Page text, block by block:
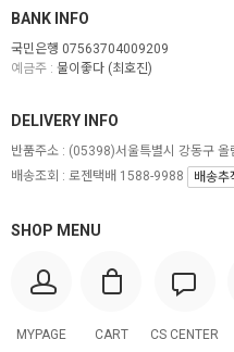
BANK INFO
국민은행 07563704009209
예금주 : 물이좋다 (최호진)
SHOP MENU
MYPAGE CART CS CENTER
DELIVERY INFO
반품주소 : (05398)서울특별시 강동구
배송조회 : 로젠택배 1588-9988
배송추